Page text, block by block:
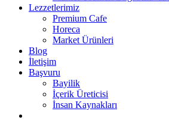
Lezzetlerimiz
Premium Cafe
Horeca
Market Ürünleri
Blog
İletişim
Başvuru
Bayilik
İçerik Üreticisi
İnsan Kaynakları